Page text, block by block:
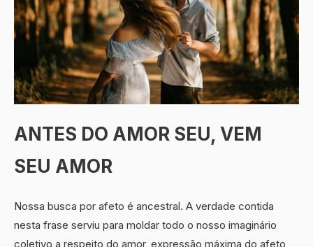
ANTES DO AMOR SEU, VEM
SEU AMOR
Nossa busca por afeto é ancestral. A verdade contida
nesta frase serviu para moldar todo o nosso imaginário
coletivo a respeito do amor, expressão máxima do afeto